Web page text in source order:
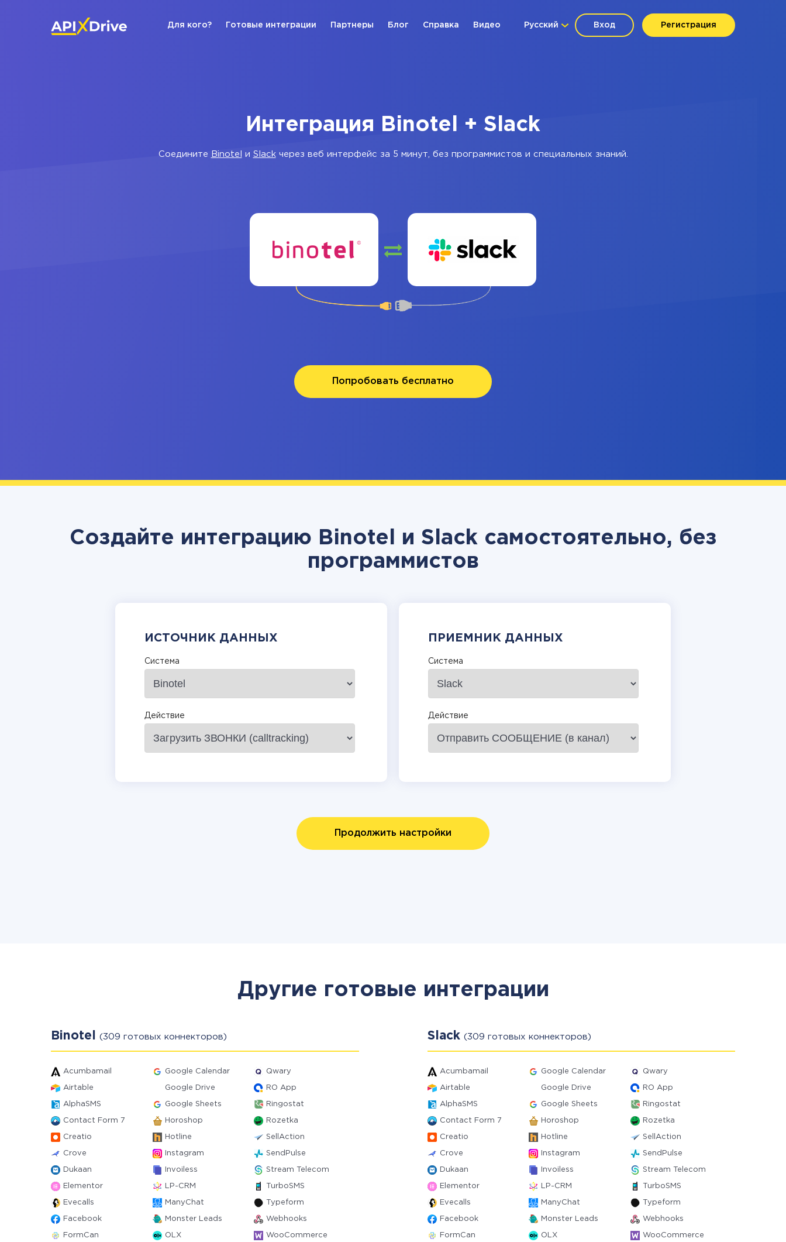
Вход Регистрация
Русский
Для кого? Готовые интеграции Партнеры Блог Справка Видео
Интеграция Binotel + Slack
Соедините Binotel и Slackчерез веб интерфейс за 5 минут, без программистов и специальных знаний.
Попробовать бесплатно
Создайте интеграцию Binotel и Slack самостоятельно, без
программистов
ИСТОЧНИК ДАННЫХ
Система
Действие
ПРИЕМНИК ДАННЫХ
Система
Действие
Продолжить настройки
Другие готовые интеграции
Binotel (309 готовых коннекторов)
Acumbamail Google Calendar Qwary
Airtable Google Drive RO App
AlphaSMS Google Sheets Ringostat
Contact Form 7 Horoshop Rozetka
Creatio Hotline SellAction
Crove Instagram SendPulse
Dukaan Invoiless Stream Telecom
Elementor LP-CRM TurboSMS
Evecalls ManyChat Typeform
Facebook Monster Leads Webhooks
FormCan OLX WooCommerce
Slack (309 готовых коннекторов)
Acumbamail Google Calendar Qwary
Airtable Google Drive RO App
AlphaSMS Google Sheets Ringostat
Contact Form 7 Horoshop Rozetka
Creatio Hotline SellAction
Crove Instagram SendPulse
Dukaan Invoiless Stream Telecom
Elementor LP-CRM TurboSMS
Evecalls ManyChat Typeform
Facebook Monster Leads Webhooks
FormCan OLX WooCommerce